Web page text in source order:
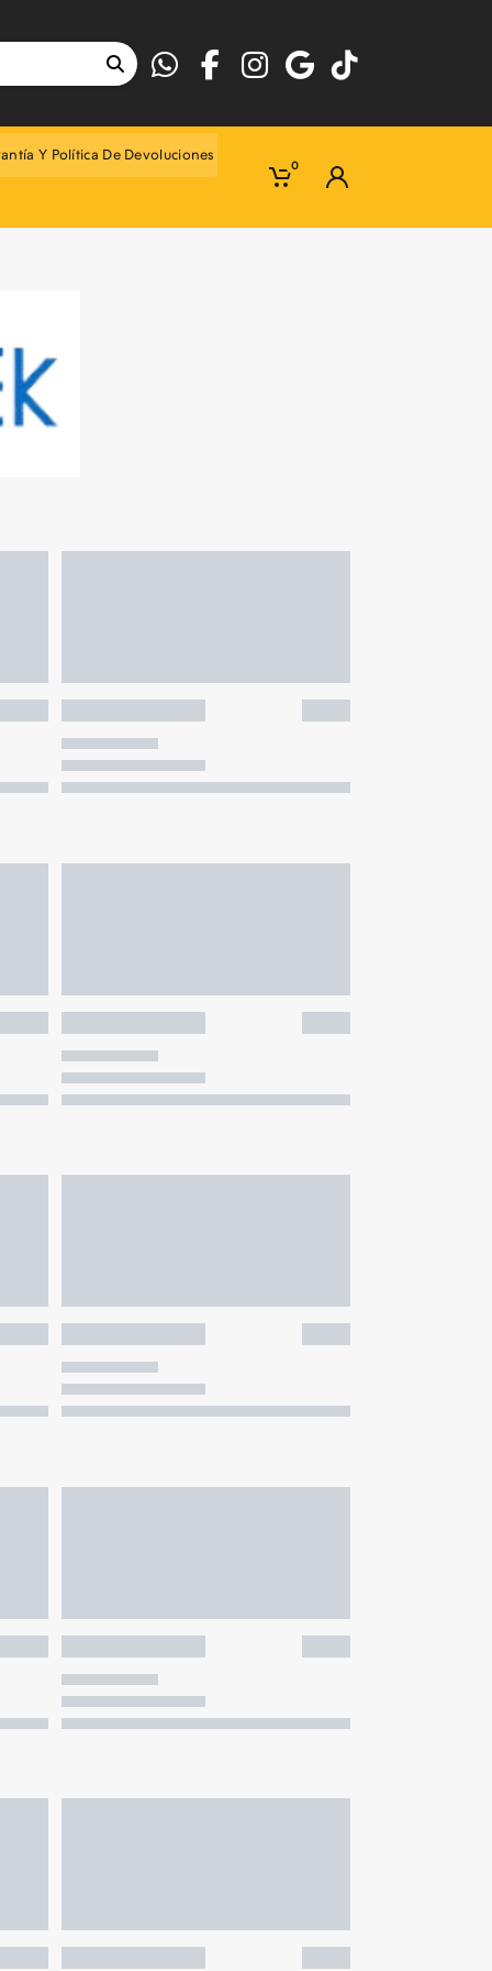
Y Política De Devoluciones
0